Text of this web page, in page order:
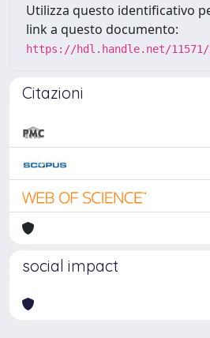
Utilizza questo identificativo
link a questo documento:
https://hdl.handle.net/11571/
Citazioni
social impact